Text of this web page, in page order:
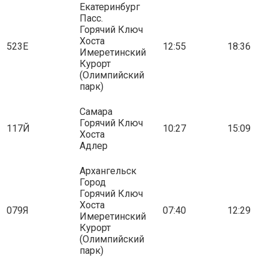
523Е
Екатеринбург
Пасс.
Горячий Ключ
Хоста
Имеретинский
Курорт
(Олимпийский
парк)
12:55 18:36
117Й
Самара
Горячий Ключ
Хоста
Адлер
10:27 15:09
079Я
Архангельск
Город
Горячий Ключ
Хоста
Имеретинский
Курорт
(Олимпийский
парк)
07:40 12:29